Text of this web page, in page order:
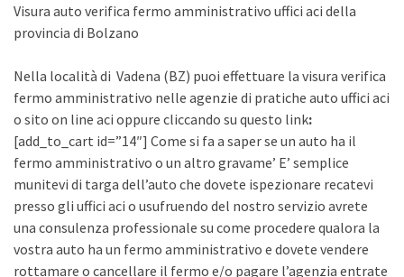
Visura auto verifica fermo amministrativo uffici aci della
provincia di Bolzano
Nella località di Vadena (BZ) puoi effettuare la visura verifica
fermo amministrativo nelle agenzie di pratiche auto uffici aci
o sito on line aci oppure cliccando su questo link:
[add_to_cart id=”14″] Come si fa a saper se un auto ha il
fermo amministrativo o un altro gravame’ E’ semplice
munitevi di targa dell’auto che dovete ispezionare recatevi
presso gli uffici aci o usufruendo del nostro servizio avrete
una consulenza professionale su come procedere qualora la
vostra auto ha un fermo amministrativo e dovete vendere
rottamare o cancellare il fermo e/o pagare l’agenzia entrate